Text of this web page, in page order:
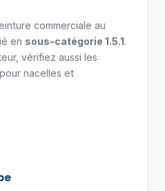
commerciale au
en sous-catégorie 1.5.1.
vérifiez aussi les
nacelles et